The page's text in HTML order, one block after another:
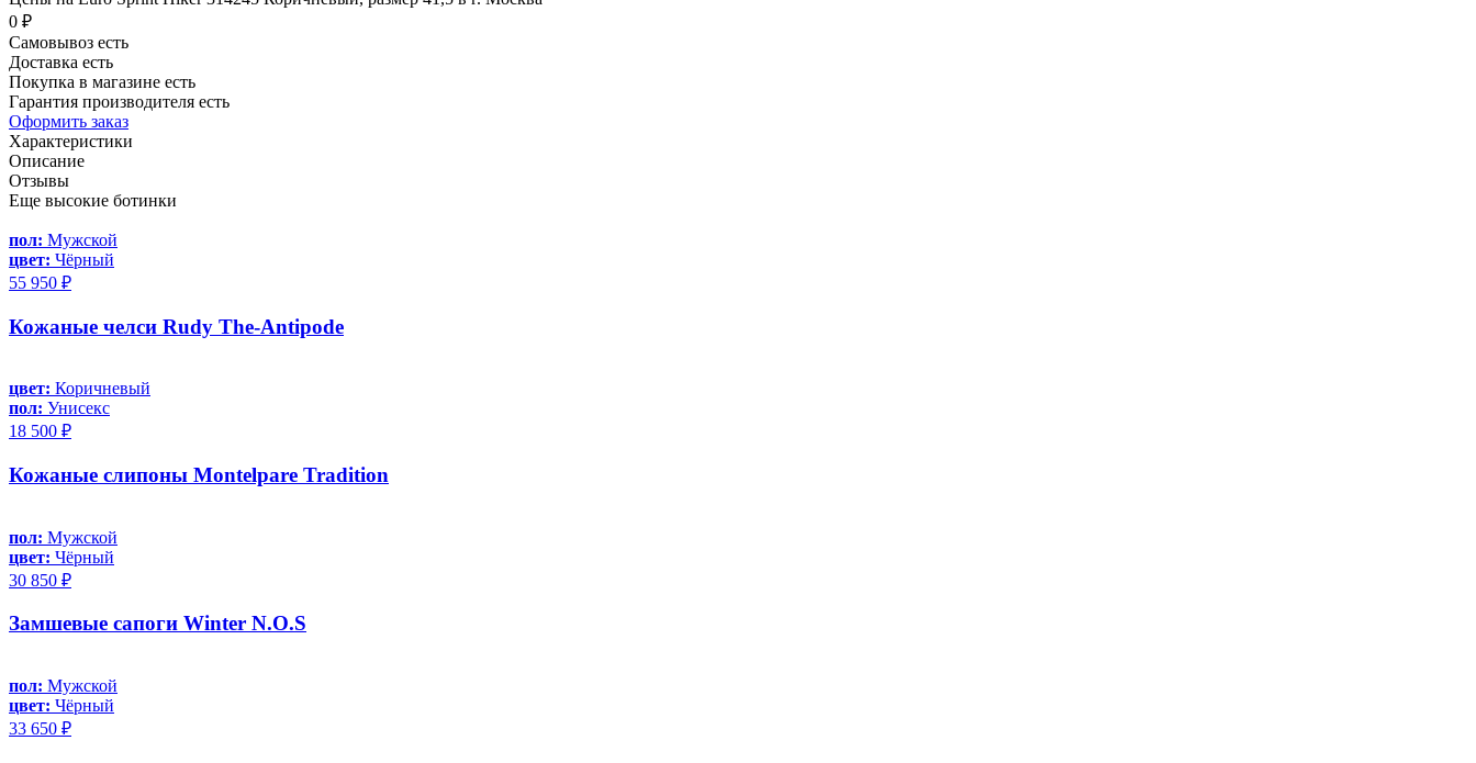
0 ₽
Самовывоз есть
Доставка есть
Покупка в магазине есть
Гарантия производителя есть
Оформить заказ
Характеристики
Описание
Отзывы
Еще высокие ботинки
пол: Мужской
цвет: Чёрный
55 950 ₽
Кожаные челси Rudy The-Antipode
цвет: Коричневый
пол: Унисекс
18 500 ₽
Кожаные слипоны Montelpare Tradition
пол: Мужской
цвет: Чёрный
30 850 ₽
Замшевые сапоги Winter N.O.S
пол: Мужской
цвет: Чёрный
33 650 ₽